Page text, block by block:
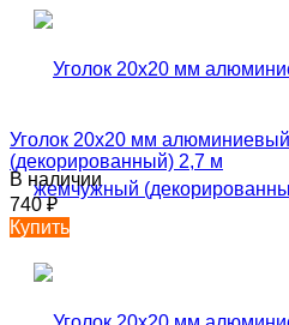
Уголок 20х20 мм
(декорированный) 2,7 м
В наличии
740₽
Купить